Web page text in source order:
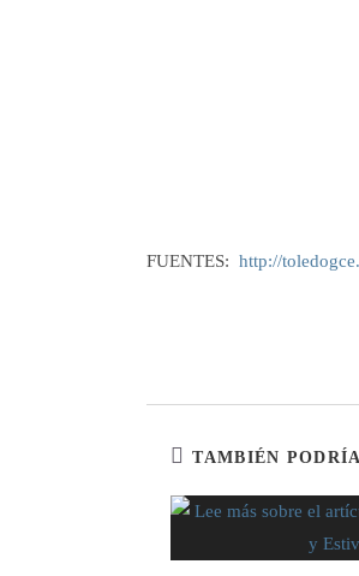
FUENTES: http://
TAMBIÉN